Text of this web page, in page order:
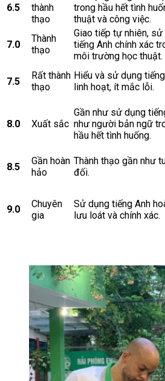
6.5
thành
thạo
trong hầu hết tình
thuật và công việc.
7.0
Thành
thạo
Giao tiếp tự nhiên, sử
tiếng Anh chính xác
môi trường học thuật.
7.5
Rất thành
thạo
Hiểu và sử dụng
linh hoạt, ít mắc lỗi.
8.0 Xuất sắc
Gần như sử dụng
như người bản ngữ
hầu hết tình huống.
8.5
Gần hoàn
hảo
Thành thạo gần như
đối.
9.0
Chuyên
gia
Sử dụng tiếng Anh
lưu loát và chính xác.